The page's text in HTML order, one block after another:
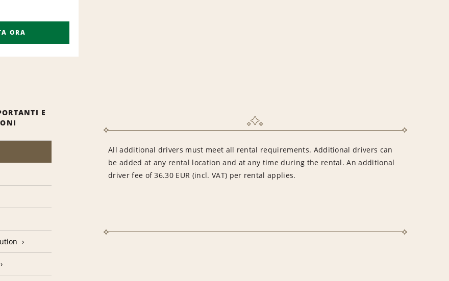
ORA
E
All additional drivers must meet all rental requirements. Additional drivers can
be added at any rental location and at any time during the rental. An additional
driver fee of 36.30 EUR (incl. VAT) per rental applies.